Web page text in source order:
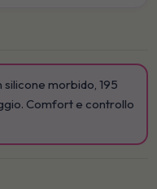
silicone morbido, 195
Comfort e controllo